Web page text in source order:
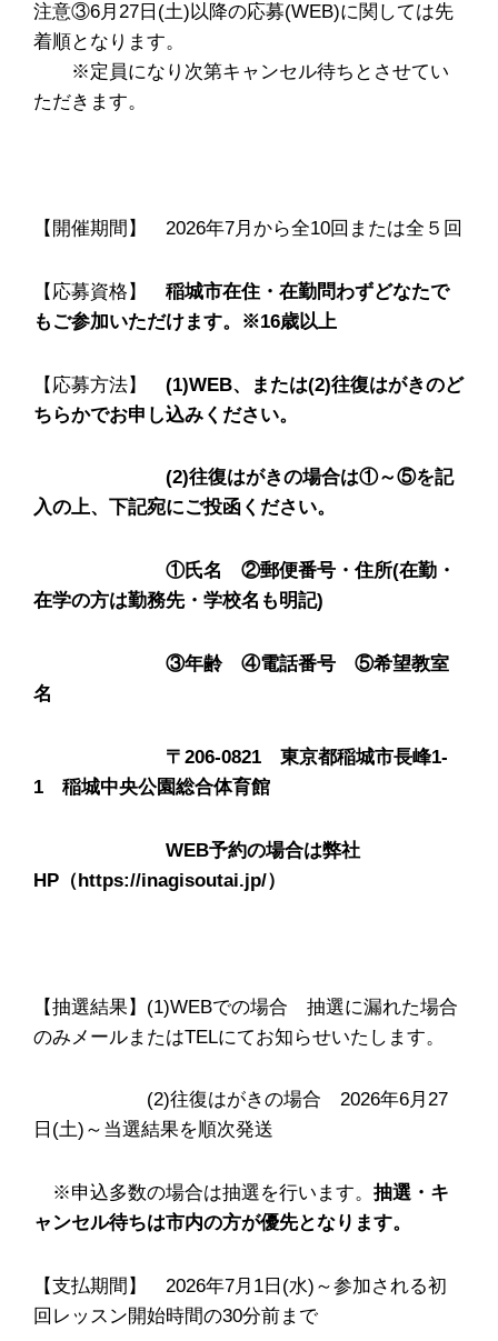
注意③6月27日(土)以降の応募(WEB)に関しては先
着順となります。
※定員になり次第キャンセル待ちとさせてい
ただきます。
【開催期間】 2026年7月から全10回または全５回
【応募資格】
稲城市在住・在勤問わずどなたで
もご参加いただけます。※16歳以上
【応募方法】 (1)WEB、または(2)往復はがきのど
ちらかでお申し込みください。
(2)往復はがきの場合は①～⑤を記
入の上、下記宛にご投函ください。
①氏名 ②郵便番号・住所(在勤・
在学の方は勤務先・学校名も明記)
③年齢 ④電話番号 ⑤希望教室
名
〒206-0821 東京都稲城市長峰1-
1 稲城中央公園総合体育館
WEB予約の場合は弊社
HP（https://inagisoutai.jp/）
【抽選結果】(1)WEBでの場合 抽選に漏れた場合
のみメールまたはTELにてお知らせいたします。
(2)往復はがきの場合 2026年6月27
日(土)～当選結果を順次発送
※申込多数の場合は抽選を行います。 抽選・キ
ャンセル待ちは市内の方が優先となります。
【支払期間】 2026年7月1日(水)～参加される初
回レッスン開始時間の30分前まで